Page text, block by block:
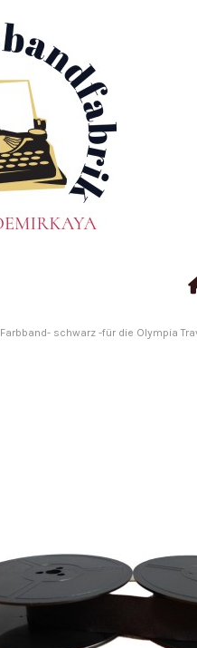
Farbband- schwarz -für die Olympia